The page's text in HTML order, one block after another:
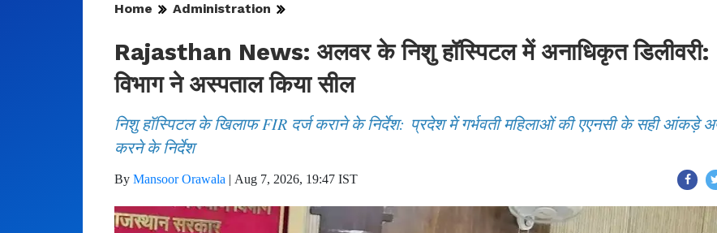
Home Administration
Rajasthan News: अलवर के निशु हॉस्पिटल में अनाधिकृत डिलीवरी:
विभाग ने अस्पताल किया सील
निशु हॉस्पिटल के खिलाफ FIR दर्ज कराने के निर्देश: प्रदेश में गर्भवती महिलाओं की एएनसी के सही आंकड़े
करने के निर्देश
By Mansoor Orawala | Aug 7, 2026, 19:47 IST